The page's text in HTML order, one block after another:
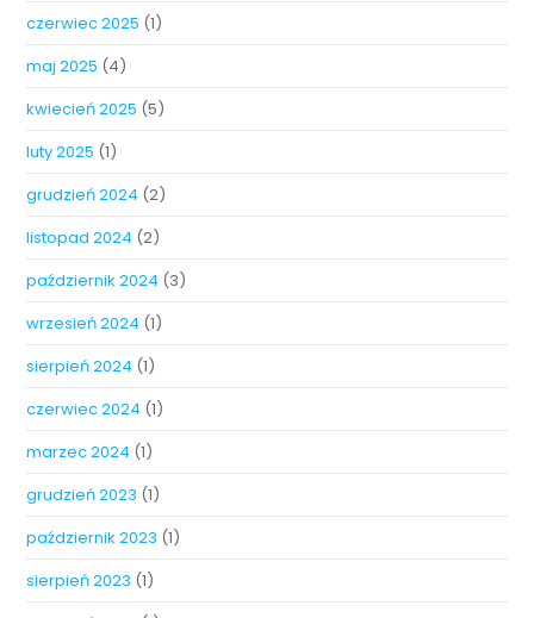
czerwiec 2025 (1)
maj 2025 (4)
kwiecień 2025 (5)
luty 2025 (1)
grudzień 2024 (2)
listopad 2024 (2)
październik 2024 (3)
wrzesień 2024 (1)
sierpień 2024 (1)
czerwiec 2024 (1)
marzec 2024 (1)
grudzień 2023 (1)
październik 2023 (1)
sierpień 2023 (1)